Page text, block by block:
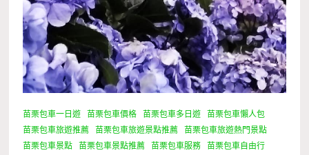
苗栗包車一日遊 苗栗包車價格 苗栗包車多日遊
苗栗包車懶人包
苗栗包車旅遊推薦
苗栗包車旅遊景點推薦
苗栗包車旅遊熱門景點
苗栗包車景點
苗栗包車景點推薦 苗栗包車服務
苗栗包車自由行